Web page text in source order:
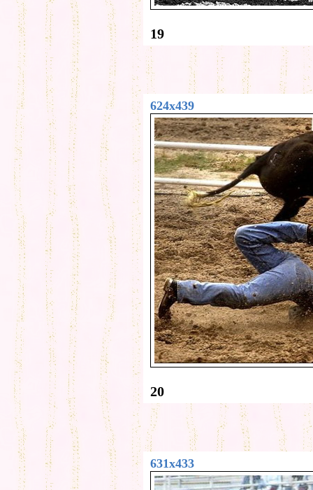
19
624x439
20
631x433